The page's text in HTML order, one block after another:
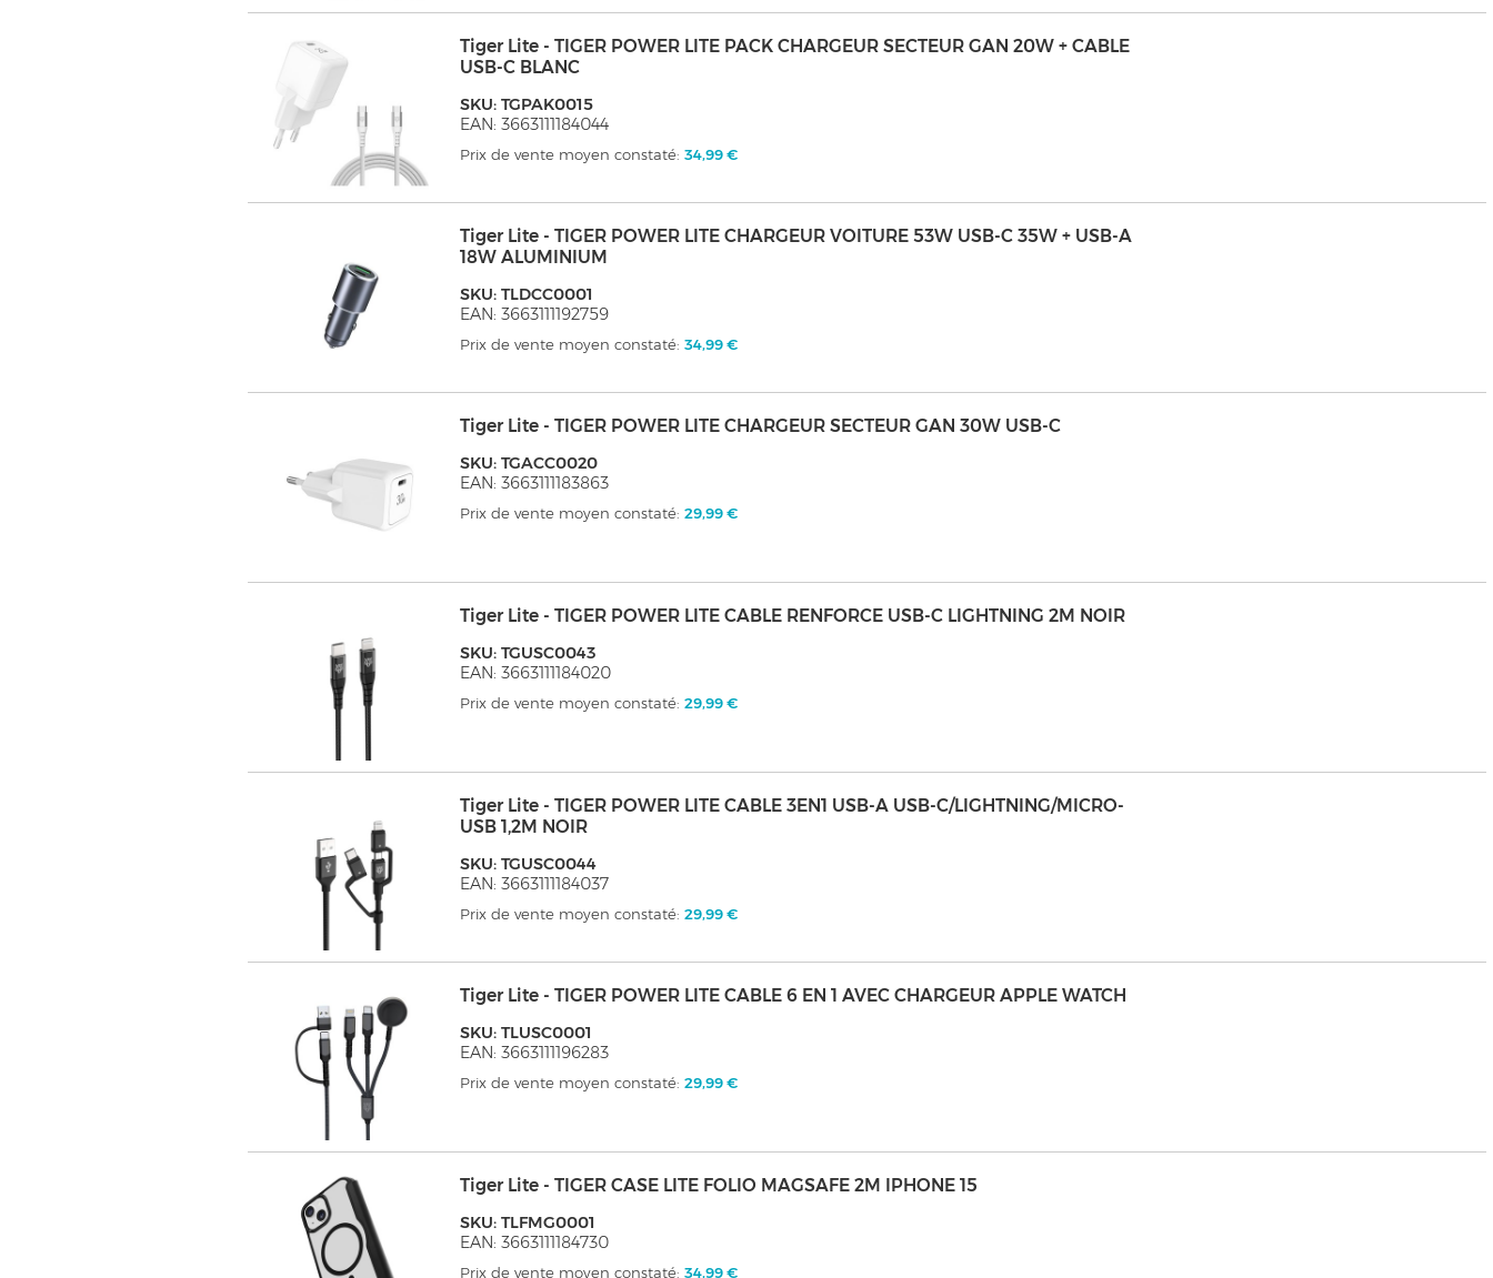
Tiger Lite - TIGER POWER LITE PACK CHARGEUR SECTEUR GAN 20W + CABLE
USB-C BLANC
SKU: TGPAK0015
EAN: 3663111184044
Prix de vente moyen constaté:34,99 €
Tiger Lite - TIGER POWER LITE CHARGEUR VOITURE 53W USB-C 35W + USB-A
18W ALUMINIUM
SKU: TLDCC0001
EAN: 3663111192759
Prix de vente moyen constaté:34,99 €
Tiger Lite - TIGER POWER LITE CHARGEUR SECTEUR GAN 30W USB-C
SKU: TGACC0020
EAN: 3663111183863
Prix de vente moyen constaté:29,99 €
Tiger Lite - TIGER POWER LITE CABLE RENFORCE USB-C LIGHTNING 2M NOIR
SKU: TGUSC0043
EAN: 3663111184020
Prix de vente moyen constaté:29,99 €
Tiger Lite - TIGER POWER LITE CABLE 3EN1 USB-A USB-C/LIGHTNING/MICRO-
USB 1,2M NOIR
SKU: TGUSC0044
EAN: 3663111184037
Prix de vente moyen constaté:29,99 €
Tiger Lite - TIGER POWER LITE CABLE 6 EN 1 AVEC CHARGEUR APPLE WATCH
SKU: TLUSC0001
EAN: 3663111196283
Prix de vente moyen constaté:29,99 €
Tiger Lite - TIGER CASE LITE FOLIO MAGSAFE 2M IPHONE 15
SKU: TLFMG0001
EAN: 3663111184730
Prix de vente moyen constaté:34,99 €